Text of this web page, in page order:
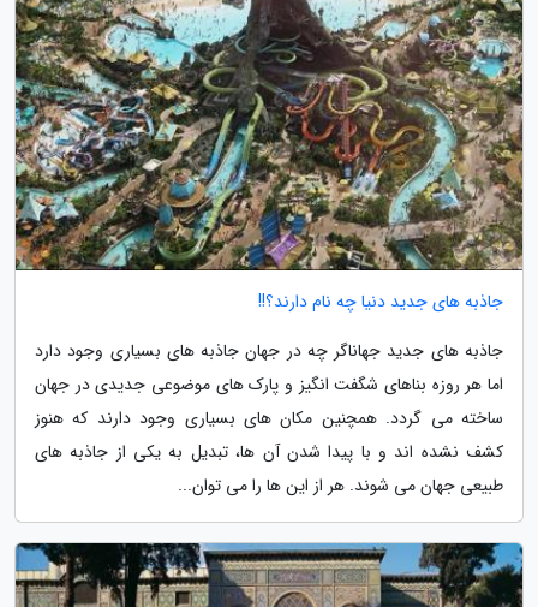
جاذبه های جدید دنیا چه نام دارند؟!!
جاذبه های جدید جهاناگر چه در جهان جاذبه های بسیاری وجود دارد
اما هر روزه بناهای شگفت انگیز و پارک های موضوعی جدیدی در جهان
ساخته می گردد. همچنین مکان های بسیاری وجود دارند که هنوز
کشف نشده اند و با پیدا شدن آن ها، تبدیل به یکی از جاذبه های
طبیعی جهان می شوند. هر از این ها را می توان...